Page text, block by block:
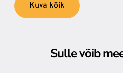
Kuva kõik
Sulle võib